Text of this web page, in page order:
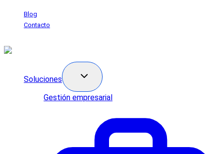
SaltarBlog
Contacto
Soluciones
Gestión empresarial